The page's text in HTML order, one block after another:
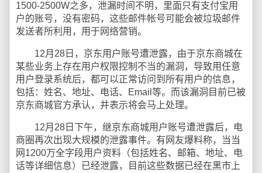
1500-2500W之多，泄漏时间不明，里面只有支付宝用
户的账号，没有密码，这些邮件帐号可能会被垃圾邮件
发送者所利用，用于网络营销。
12月28日，京东用户账号遭泄露，由于京东商城在
某些业务上存在用户权限控制不当的漏洞，导致用任意
用户登录系统后，都可以正常访问到所有用户的信息，
包括：姓名、地址、电话、Email等。而该漏洞目前已被
京东商城官方承认，并表示将会马上处理。
12月28日下午，继京东商城用户账号遭泄露后，电
商圈再次出现大规模的泄露事件。有网友爆料称，当当
网1200万全字段用户资料（包括姓名、邮箱、地址、电
话等详细信息）已经泄露，目前这些数据已经在黑市上